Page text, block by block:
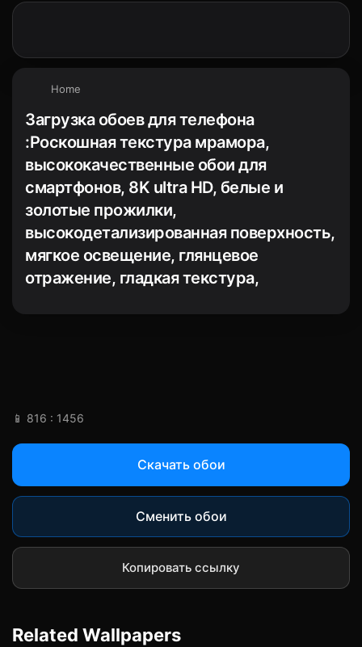
Home
Загрузка обоев для телефона
:Роскошная текстура мрамора,
высококачественные обои для
смартфонов, 8K ultra HD, белые и
золотые прожилки,
высокодетализированная поверхность,
мягкое освещение, глянцевое
отражение, гладкая текстура,
📱 816 : 1456
Скачать обои
Сменить обои
Копировать ссылку
Related Wallpapers